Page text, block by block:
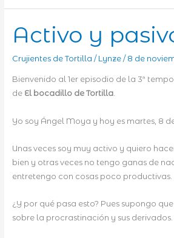
va
cosa
Activo y
Crujientes de Tortilla / Lynze / 8 de
Bienvenido al 1er episodio de la 3ª
de El bocadillo de Tortilla.
Yo soy Ángel Moya y hoy es martes, 8
Unas veces soy muy activo y quiero
bien y otras veces no tengo ganas de
entretengo con cosas poco productivas.
¿Y por qué pasa esto? Pues supongo
sobre la procrastinación y sus derivados.